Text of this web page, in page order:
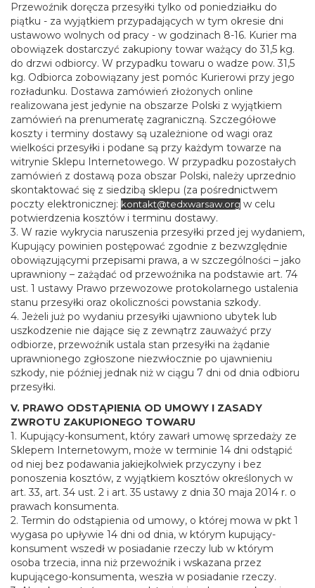
Przewoźnik doręcza przesyłki tylko od poniedziałku do
piątku - za wyjątkiem przypadających w tym okresie dni
ustawowo wolnych od pracy - w godzinach 8-16. Kurier ma
obowiązek dostarczyć zakupiony towar ważący do 31,5 kg.
do drzwi odbiorcy. W przypadku towaru o wadze pow. 31,5
kg. Odbiorca zobowiązany jest pomóc Kurierowi przy jego
rozładunku. Dostawa zamówień złożonych online
realizowana jest jedynie na obszarze Polski z wyjątkiem
zamówień na prenumeratę zagraniczną. Szczegółowe
koszty i terminy dostawy są uzależnione od wagi oraz
wielkości przesyłki i podane są przy każdym towarze na
witrynie Sklepu Internetowego. W przypadku pozostałych
zamówień z dostawą poza obszar Polski, należy uprzednio
skontaktować się z siedzibą sklepu (za pośrednictwem
poczty elektronicznej: kontakt@tedxwarsaw.org w celu
potwierdzenia kosztów i terminu dostawy.
3. W razie wykrycia naruszenia przesyłki przed jej wydaniem,
Kupujący powinien postępować zgodnie z bezwzględnie
obowiązującymi przepisami prawa, a w szczególności – jako
uprawniony – zażądać od przewoźnika na podstawie art. 74
ust. 1 ustawy Prawo przewozowe protokolarnego ustalenia
stanu przesyłki oraz okoliczności powstania szkody.
4. Jeżeli już po wydaniu przesyłki ujawniono ubytek lub
uszkodzenie nie dające się z zewnątrz zauważyć przy
odbiorze, przewoźnik ustala stan przesyłki na żądanie
uprawnionego zgłoszone niezwłocznie po ujawnieniu
szkody, nie później jednak niż w ciągu 7 dni od dnia odbioru
przesyłki.
V. PRAWO ODSTĄPIENIA OD UMOWY I ZASADY
ZWROTU ZAKUPIONEGO TOWARU
1. Kupujący-konsument, który zawarł umowę sprzedaży ze
Sklepem Internetowym, może w terminie 14 dni odstąpić
od niej bez podawania jakiejkolwiek przyczyny i bez
ponoszenia kosztów, z wyjątkiem kosztów określonych w
art. 33, art. 34 ust. 2 i art. 35 ustawy z dnia 30 maja 2014 r. o
prawach konsumenta.
2. Termin do odstąpienia od umowy, o której mowa w pkt 1
wygasa po upływie 14 dni od dnia, w którym kupujący-
konsument wszedł w posiadanie rzeczy lub w którym
osoba trzecia, inna niż przewoźnik i wskazana przez
kupującego-konsumenta, weszła w posiadanie rzeczy.